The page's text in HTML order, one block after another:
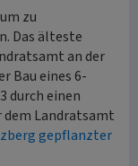
zu
Das älteste
an der
Bau eines 6-
durch einen
dem Landratsamt
gepflanzter